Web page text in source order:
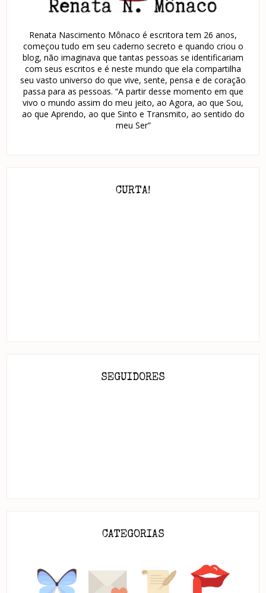
Renata Nascimento Mônaco é escritora tem 26 anos,
começou tudo em seu caderno secreto e quando criou o
blog, não imaginava que tantas pessoas se identificariam
com seus escritos e é neste mundo que ela compartilha
seu vasto universo do que vive, sente, pensa e de coração
passa para as pessoas. “A partir desse momento em que
vivo o mundo assim do meu jeito, ao Agora, ao que Sou,
ao que Aprendo, ao que Sinto e Transmito, ao sentido do
meu Ser”
CURTA!
SEGUIDORES
CATEGORIAS